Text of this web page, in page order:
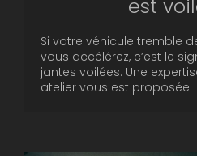
est
Si votre véhicule tremble
vous accélérez, c’est le
jantes voilées. Une
atelier vous est proposée.